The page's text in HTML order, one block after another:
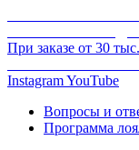
При заказе от 30
InstagramYouTube
Вопросы и
Программа